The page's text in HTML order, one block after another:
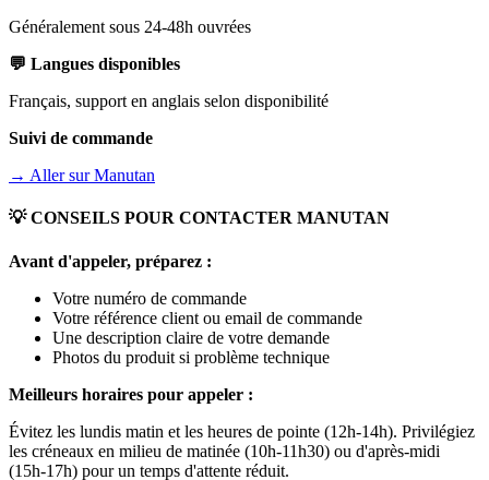
Généralement sous 24-48h ouvrées
💬 Langues disponibles
Français, support en anglais selon disponibilité
Suivi de commande
→ Aller surManutan
💡 CONSEILS POUR CONTACTER MANUTAN
Avant d'appeler, préparez :
Votre numéro de commande
Votre référence client ou email de commande
Une description claire de votre demande
Photos du produit si problème technique
Meilleurs horaires pour appeler :
Évitez les lundis matin et les heures de pointe (12h-14h). Privilégiez
les créneaux en milieu de matinée (10h-11h30) ou d'après-midi
(15h-17h) pour un temps d'attente réduit.